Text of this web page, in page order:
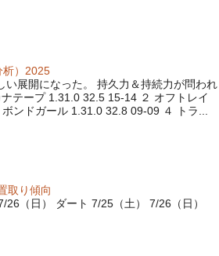
析）2025
い展開になった。 持久力＆持続力が問われ
テープ 1.31.0 32.5 15-14 ２ オフトレイ
ンドガール 1.31.0 32.8 09-09 ４ トラ...
取り傾向
26（日） ダート 7/25（土） 7/26（日）